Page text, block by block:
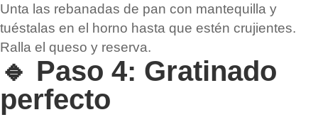
Unta las rebanadas de pan con mantequilla y
tuéstalas en el horno hasta que estén crujientes.
Ralla el queso y reserva.
🔹 Paso 4: Gratinado
perfecto